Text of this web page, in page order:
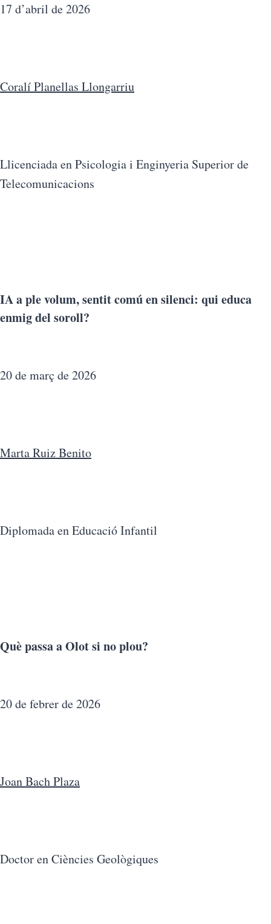
17 d’abril de 2026
Coralí Planellas Llongarriu
Llicenciada en Psicologia i Enginyeria Superior de
Telecomunicacions
IA a ple volum, sentit comú en silenci: qui educa
enmig del soroll?
20 de març de 2026
Marta Ruiz Benito
Diplomada en Educació Infantil
Què passa a Olot si no plou?
20 de febrer de 2026
Joan Bach Plaza
Doctor en Ciències Geològiques